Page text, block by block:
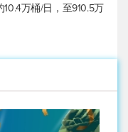
万桶/日，至910.5万